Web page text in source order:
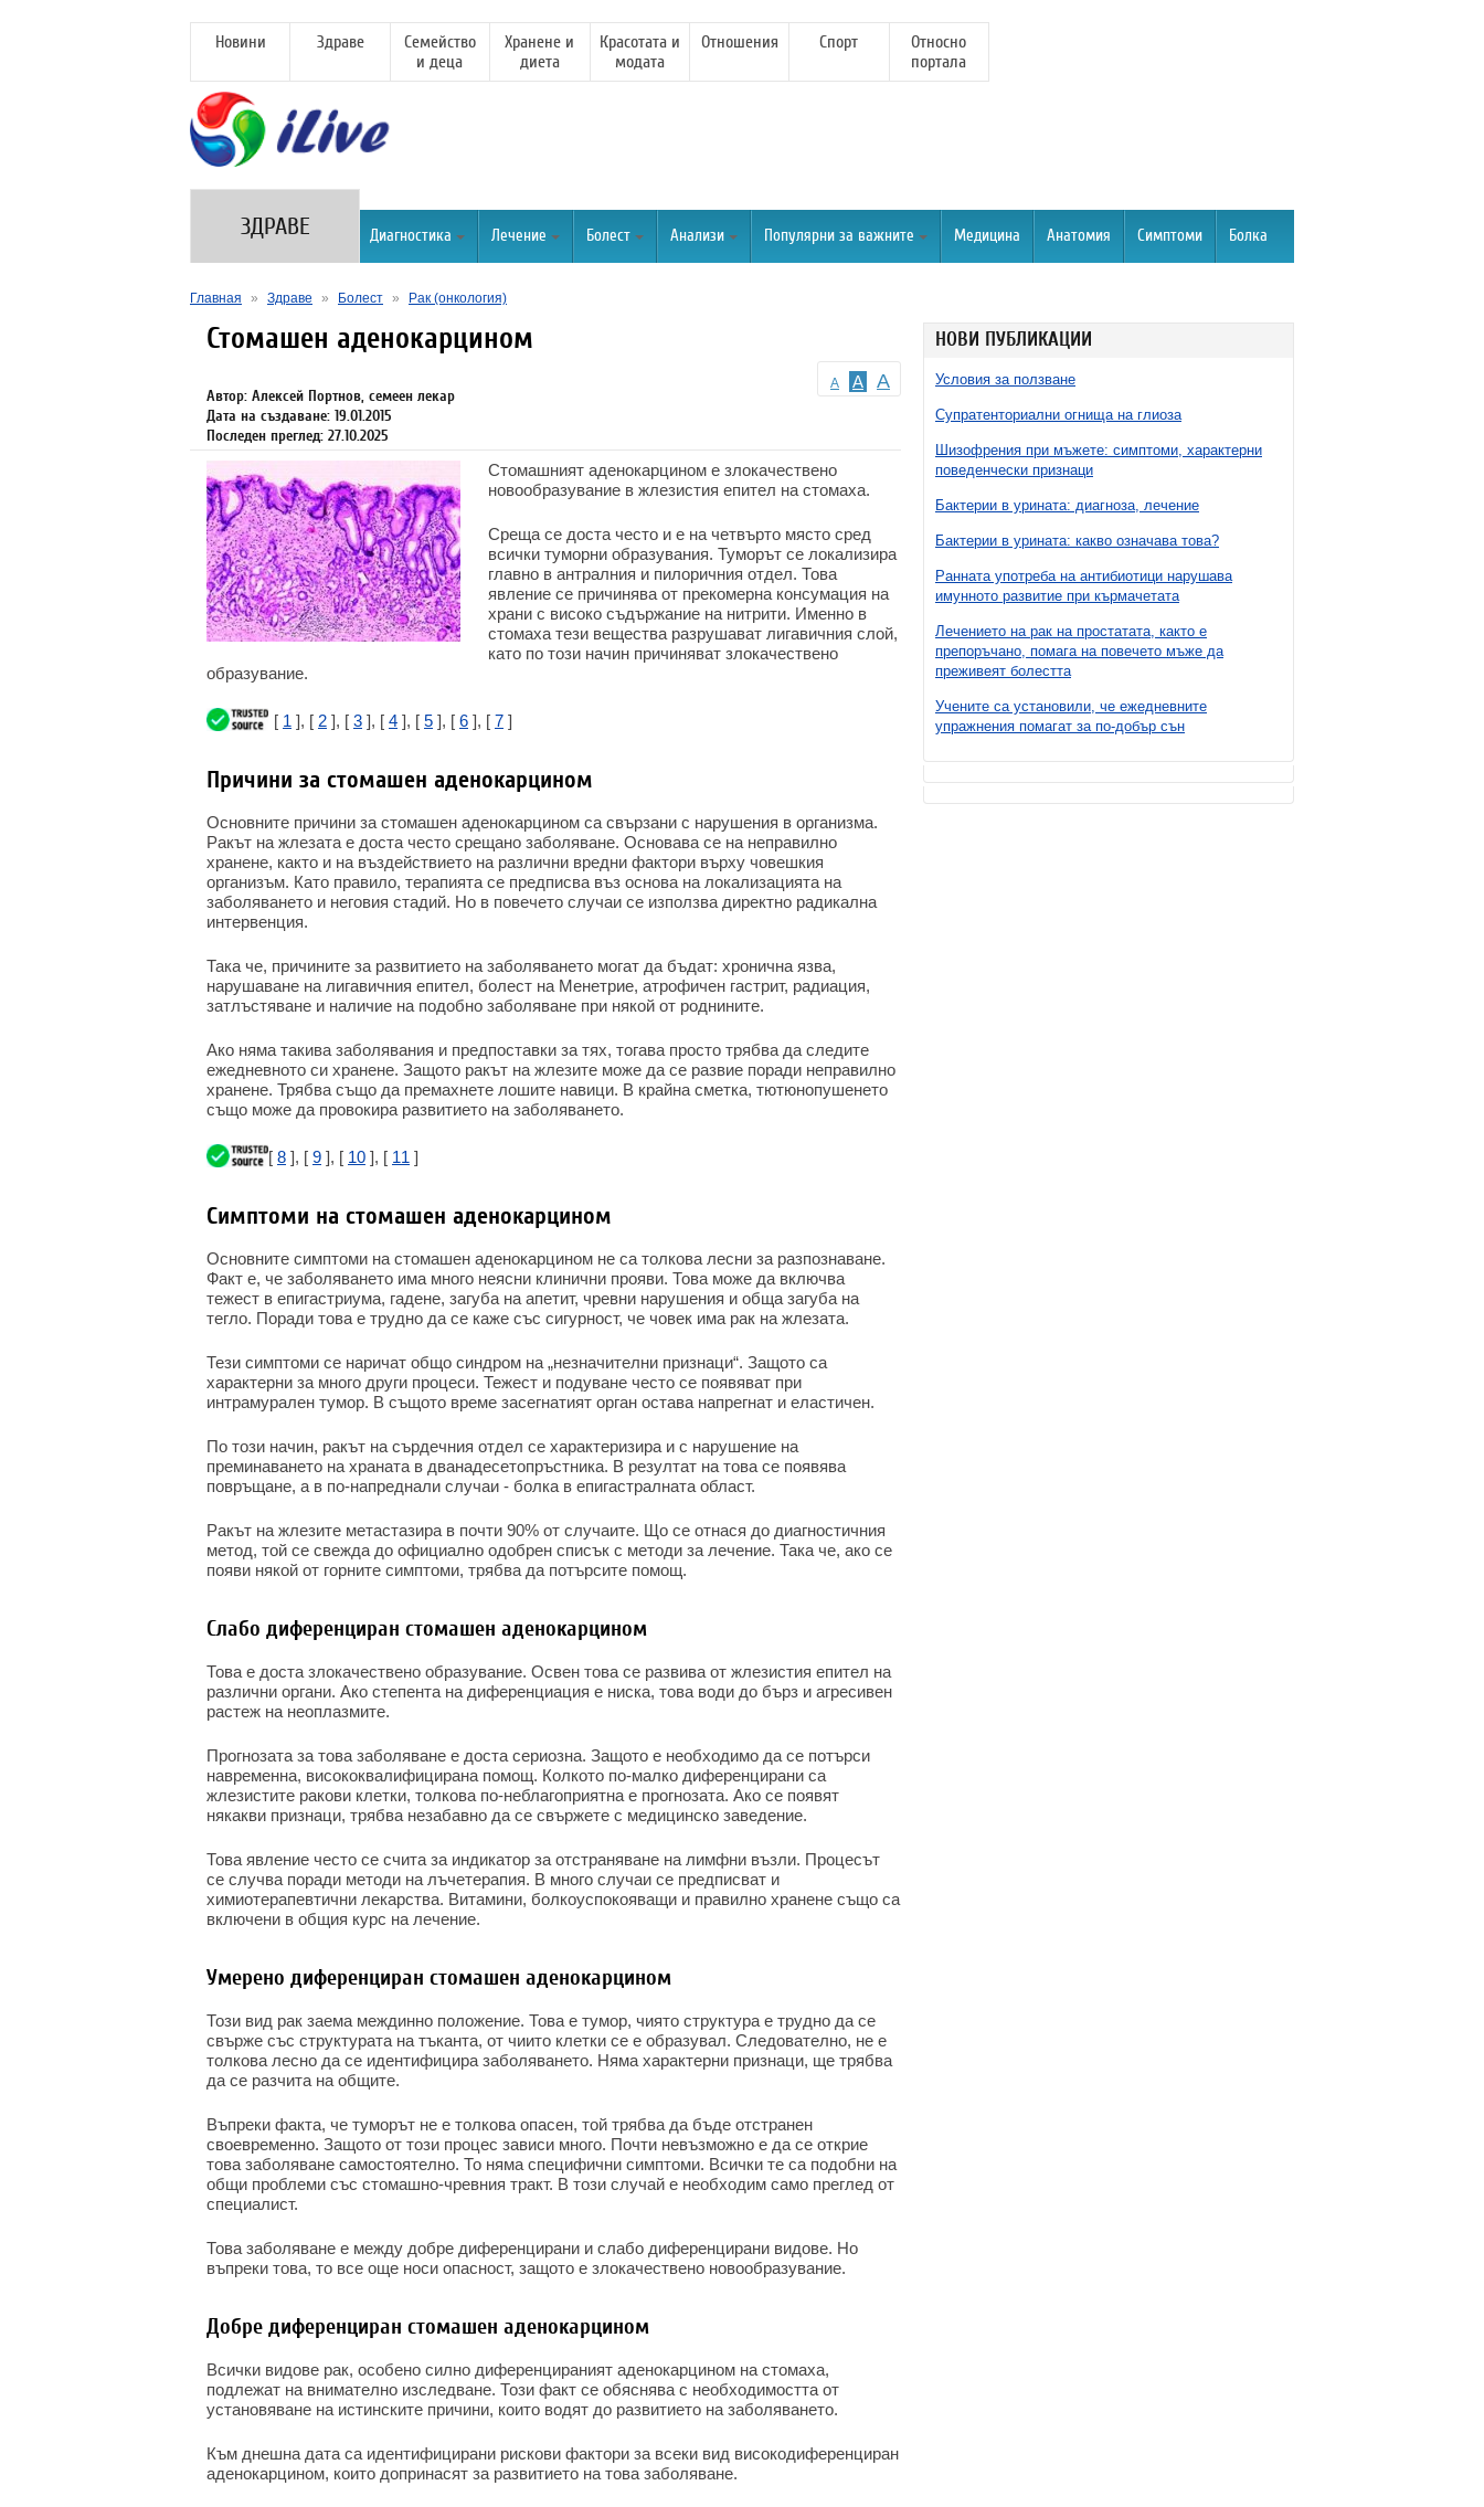
Новини Здраве
Семейство
и деца
Хранене и
диета
Красотата и
модата
Отношения Спорт
Относно
портала
ЗДРАВЕ Диагностика Лечение Болест Анализи Популярни за важните Медицина Анатомия Симптоми Болка
Главная » Здраве » Болест » Рак (онкология)
НОВИ ПУБЛИКАЦИИ
Условия за ползване
Супратенториални огнища на глиоза
Шизофрения при мъжете: симптоми, характерни
поведенчески признаци
Бактерии в урината: диагноза, лечение
Бактерии в урината: какво означава това?
Ранната употреба на антибиотици нарушава
имунното развитие при кърмачетата
Лечението на рак на простатата, както е
препоръчано, помага на повечето мъже да
преживеят болестта
Учените са установили, че ежедневните
упражнения помагат за по-добър сън
A A A
Стомашен аденокарцином
Автор: Алексей Портнов, семеен лекар
Дата на създаване: 19.01.2015
Последен преглед: 27.10.2025
Стомашният аденокарцином е злокачествено
новообразувание в жлезистия епител на стомаха.
Среща се доста често и е на четвърто място сред
всички туморни образувания. Туморът се локализира
главно в антралния и пилоричния отдел. Това
явление се причинява от прекомерна консумация на
храни с високо съдържание на нитрити. Именно в
стомаха тези вещества разрушават лигавичния слой,
като по този начин причиняват злокачествено
образувание.
[ 1 ], [ 2 ], [ 3 ], [ 4 ], [ 5 ], [ 6 ], [ 7 ]
Причини за стомашен аденокарцином
Основните причини за стомашен аденокарцином са свързани с нарушения в организма.
Ракът на жлезата е доста често срещано заболяване. Основава се на неправилно
хранене, както и на въздействието на различни вредни фактори върху човешкия
организъм. Като правило, терапията се предписва въз основа на локализацията на
заболяването и неговия стадий. Но в повечето случаи се използва директно радикална
интервенция.
Така че, причините за развитието на заболяването могат да бъдат: хронична язва,
нарушаване на лигавичния епител, болест на Менетрие, атрофичен гастрит, радиация,
затлъстяване и наличие на подобно заболяване при някой от роднините.
Ако няма такива заболявания и предпоставки за тях, тогава просто трябва да следите
ежедневното си хранене. Защото ракът на жлезите може да се развие поради неправилно
хранене. Трябва също да премахнете лошите навици. В крайна сметка, тютюнопушенето
също може да провокира развитието на заболяването.
[ 8 ], [ 9 ], [ 10 ], [ 11 ]
Симптоми на стомашен аденокарцином
Основните симптоми на стомашен аденокарцином не са толкова лесни за разпознаване.
Факт е, че заболяването има много неясни клинични прояви. Това може да включва
тежест в епигастриума, гадене, загуба на апетит, чревни нарушения и обща загуба на
тегло. Поради това е трудно да се каже със сигурност, че човек има рак на жлезата.
Тези симптоми се наричат общо синдром на „незначителни признаци“. Защото са
характерни за много други процеси. Тежест и подуване често се появяват при
интрамурален тумор. В същото време засегнатият орган остава напрегнат и еластичен.
По този начин, ракът на сърдечния отдел се характеризира и с нарушение на
преминаването на храната в дванадесетопръстника. В резултат на това се появява
повръщане, а в по-напреднали случаи - болка в епигастралната област.
Ракът на жлезите метастазира в почти 90% от случаите. Що се отнася до диагностичния
метод, той се свежда до официално одобрен списък с методи за лечение. Така че, ако се
появи някой от горните симптоми, трябва да потърсите помощ.
Слабо диференциран стомашен аденокарцином
Това е доста злокачествено образувание. Освен това се развива от жлезистия епител на
различни органи. Ако степента на диференциация е ниска, това води до бърз и агресивен
растеж на неоплазмите.
Прогнозата за това заболяване е доста сериозна. Защото е необходимо да се потърси
навременна, висококвалифицирана помощ. Колкото по-малко диференцирани са
жлезистите ракови клетки, толкова по-неблагоприятна е прогнозата. Ако се появят
някакви признаци, трябва незабавно да се свържете с медицинско заведение.
Това явление често се счита за индикатор за отстраняване на лимфни възли. Процесът
се случва поради методи на лъчетерапия. В много случаи се предписват и
химиотерапевтични лекарства. Витамини, болкоуспокояващи и правилно хранене също са
включени в общия курс на лечение.
Умерено диференциран стомашен аденокарцином
Този вид рак заема междинно положение. Това е тумор, чиято структура е трудно да се
свърже със структурата на тъканта, от чиито клетки се е образувал. Следователно, не е
толкова лесно да се идентифицира заболяването. Няма характерни признаци, ще трябва
да се разчита на общите.
Въпреки факта, че туморът не е толкова опасен, той трябва да бъде отстранен
своевременно. Защото от този процес зависи много. Почти невъзможно е да се открие
това заболяване самостоятелно. То няма специфични симптоми. Всички те са подобни на
общи проблеми със стомашно-чревния тракт. В този случай е необходим само преглед от
специалист.
Това заболяване е между добре диференцирани и слабо диференцирани видове. Но
въпреки това, то все още носи опасност, защото е злокачествено новообразувание.
Добре диференциран стомашен аденокарцином
Всички видове рак, особено силно диференцираният аденокарцином на стомаха,
подлежат на внимателно изследване. Този факт се обяснява с необходимостта от
установяване на истинските причини, които водят до развитието на заболяването.
Към днешна дата са идентифицирани рискови фактори за всеки вид високодиференциран
аденокарцином, които допринасят за развитието на това заболяване.